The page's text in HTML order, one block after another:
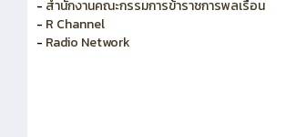
- สำนักงานคณะกรรมการพัฒนาระบบราชการ
- สำนักงานคณะกรรมการข้าราชการพลเรือน
- R Channel